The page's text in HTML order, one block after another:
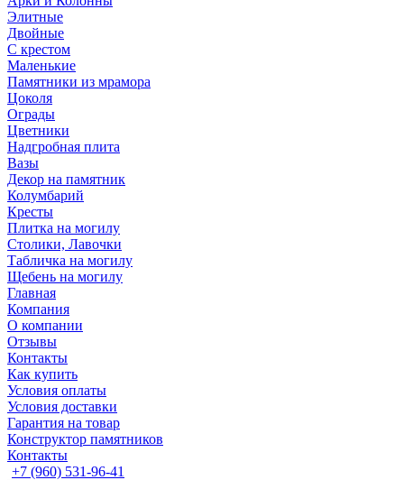
Элитные
Двойные
С крестом
Маленькие
Памятники из мрамора
Цоколя
Ограды
Цветники
Надгробная плита
Вазы
Декор на памятник
Колумбарий
Кресты
Плитка на могилу
Столики, Лавочки
Табличка на могилу
Щебень на могилу
Главная
Компания
О компании
Отзывы
Контакты
Как купить
Условия оплаты
Условия доставки
Гарантия на товар
Конструктор памятников
Контакты
+7 (960) 531-96-41